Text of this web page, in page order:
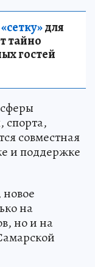
для
тайно
гостей
спорта,
совместная
и поддержке
на
но и на